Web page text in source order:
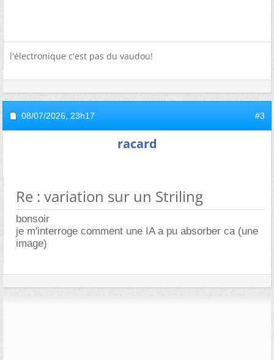
l'électronique c'est pas du vaudou!
08/07/2026, 23h17 #3
racard
Re : variation sur un Striling
bonsoir
je m'interroge comment une IA a pu absorber ca (une
image)